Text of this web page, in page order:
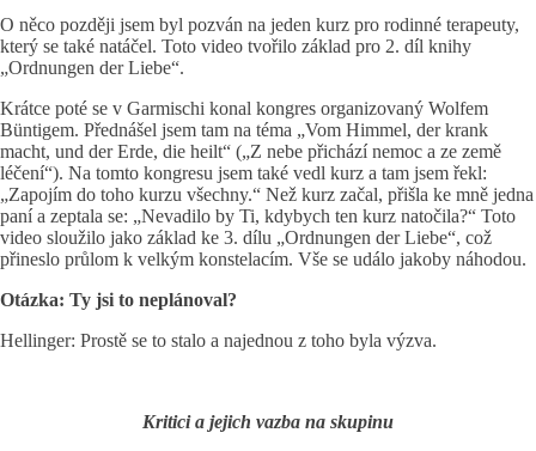
O něco později jsem byl pozván na jeden kurz pro rodinné terapeuty,
který se také natáčel. Toto video tvořilo základ pro 2. díl knihy
„Ordnungen der Liebe“.
Krátce poté se v Garmischi konal kongres organizovaný Wolfem
Büntigem. Přednášel jsem tam na téma „Vom Himmel, der krank
macht, und der Erde, die heilt“ („Z nebe přichází nemoc a ze země
léčení“). Na tomto kongresu jsem také vedl kurz a tam jsem řekl:
„Zapojím do toho kurzu všechny.“ Než kurz začal, přišla ke mně jedna
paní a zeptala se: „Nevadilo by Ti, kdybych ten kurz natočila?“ Toto
video sloužilo jako základ ke 3. dílu „Ordnungen der Liebe“, což
přineslo průlom k velkým konstelacím. Vše se událo jakoby náhodou.
Otázka: Ty jsi to neplánoval?
Hellinger: Prostě se to stalo a najednou z toho byla výzva.
Kritici a jejich vazba na skupinu